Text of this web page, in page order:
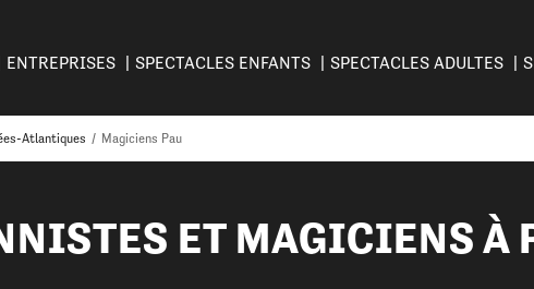
ENTREPRISES SPECTACLES ENFANTS SPECTACLES ADULTES
Atlantiques / Magiciens Pau
ET MAGICIENS À